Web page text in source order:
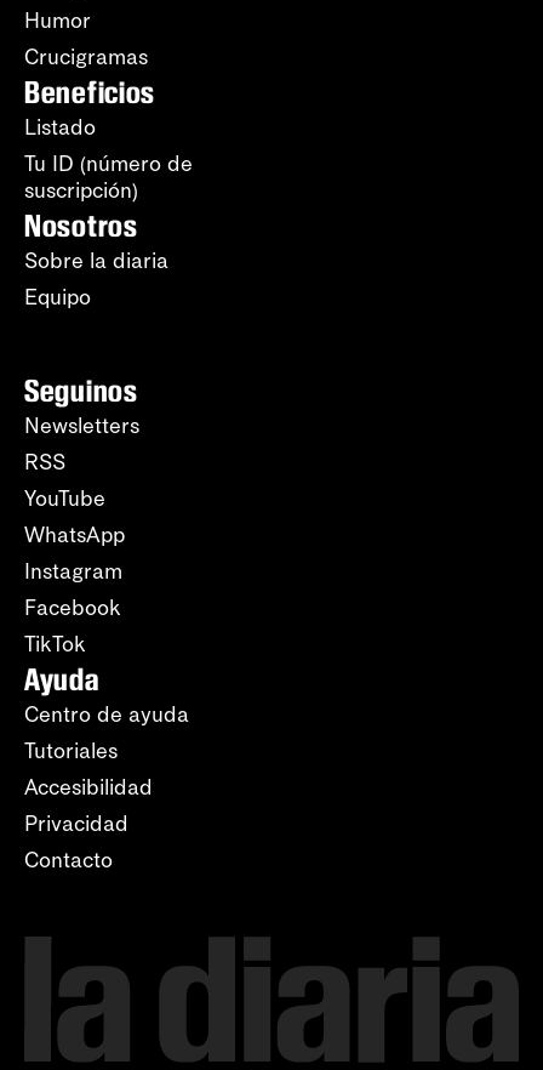
Humor
Crucigramas
Beneficios
Listado
Tu ID (número de
suscripción)
Nosotros
Sobre la diaria
Equipo
Seguinos
Newsletters
RSS
YouTube
WhatsApp
Instagram
Facebook
TikTok
Ayuda
Centro de ayuda
Tutoriales
Accesibilidad
Privacidad
Contacto